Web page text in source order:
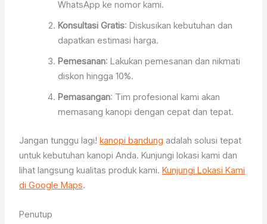
WhatsApp ke nomor kami.
Konsultasi Gratis: Diskusikan kebutuhan dan
dapatkan estimasi harga.
Pemesanan: Lakukan pemesanan dan nikmati
diskon hingga 10%.
Pemasangan: Tim profesional kami akan
memasang kanopi dengan cepat dan tepat.
Jangan tunggu lagi!kanopi bandung adalah solusi tepat
untuk kebutuhan kanopi Anda. Kunjungi lokasi kami dan
lihat langsung kualitas produk kami.Kunjungi Lokasi Kami
di Google Maps.
Penutup